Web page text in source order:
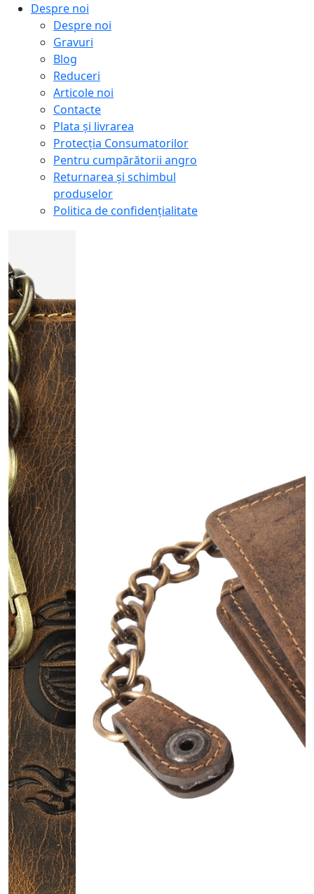
Despre noi
Despre noi
Gravuri
Blog
Reduceri
Articole noi
Contacte
Plata și livrarea
Protecţia Consumatorilor
Pentru cumpărătorii angro
Returnarea și schimbul
produselor
Politica de confidențialitate